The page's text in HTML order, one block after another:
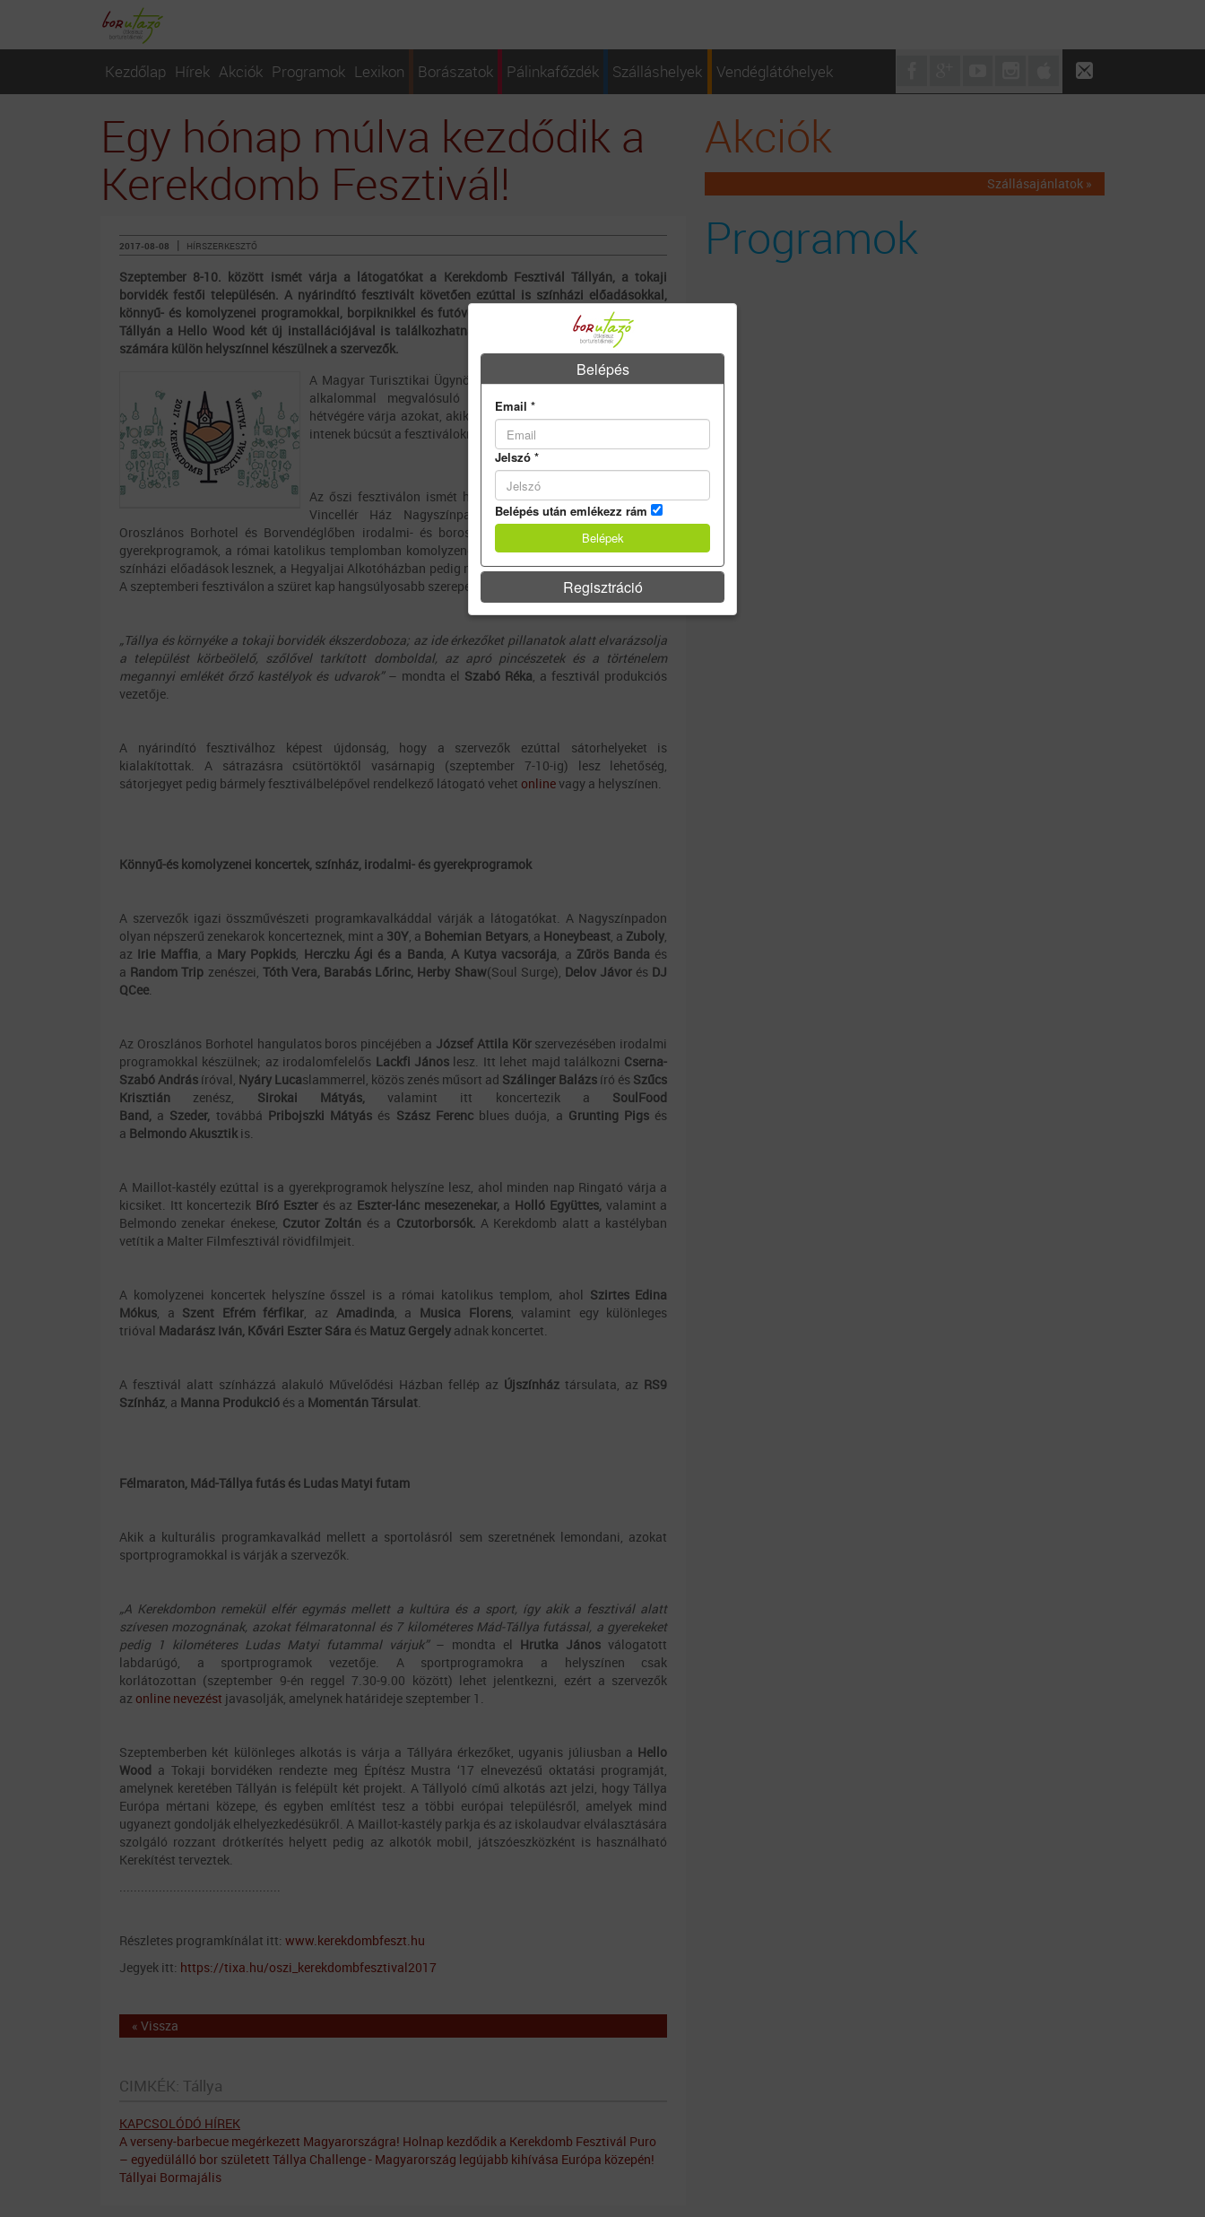
Kezdőlap Hírek Akciók Programok Lexikon Borászatok Pálinkafőzdék Szálláshelyek Vendéglátóhelyek
Egy hónap múlva kezdődik a
Kerekdomb Fesztivál!
2017-08-08 | HÍRSZERKESZTŐ
Szeptember 8-10. között ismét várja a látogatókat a Kerekdomb Fesztivál Tállyán, a tokaji
borvidék festői településén. A nyárindító fesztivált követően ezúttal is színházi előadásokkal,
könnyű- és komolyzenei programokkal, borpiknikkel és futóversennyel várják a fesztiválozókat.
Tállyán a Hello Wood két új installációjával is találkozhatnak a látogatók. A sátorral érkezők
számára külön helyszínnel készülnek a szervezők.
A Magyar Turisztikai Ügynökség támogatásával idén második
alkalommal megvalósuló Kerekdomb igazi összművészeti
hétvégére várja azokat, akik még szeptemberben sem szívesen
intenek búcsút a fesztiváloknak.
Az őszi fesztiválon ismét hat helyszín várja a látogatókat: a
Vincellér Ház Nagyszínpadán könnyűzenei koncertek, az
Oroszlános Borhotel és Borvendéglőben irodalmi- és boros programok, a Maillot-kastélyban
gyerekprogramok, a római katolikus templomban komolyzenei koncertek, a Művelődési Házban
színházi előadások lesznek, a Hegyaljai Alkotóházban pedig népi iparművészek mutatkoznak be.
A szeptemberi fesztiválon a szüret kap hangsúlyosabb szerepet.
„Tállya és környéke a tokaji borvidék ékszerdoboza; az ide érkezőket pillanatok alatt elvarázsolja
a települést körbeölelő, szőlővel tarkított domboldal, az apró pincészetek és a történelem
megannyi emlékét őrző kastélyok és udvarok”– mondta el Szabó Réka, a fesztivál produkciós
vezetője.
A nyárindító fesztiválhoz képest újdonság, hogy a szervezők ezúttal sátorhelyeket is
kialakítottak. A sátrazásra csütörtöktől vasárnapig (szeptember 7-10-ig) lesz lehetőség,
sátorjegyet pedig bármely fesztiválbelépővel rendelkező látogató vehet onlinevagy a helyszínen.
Könnyű-és komolyzenei koncertek, színház, irodalmi- és gyerekprogramok
A szervezők igazi összművészeti programkavalkáddal várják a látogatókat. A Nagyszínpadon
olyan népszerű zenekarok koncerteznek, mint a 30Y, a Bohemian Betyars, a Honeybeast, a Zuboly,
az Irie Maffia, a Mary Popkids, Herczku Ági és a Banda, A Kutya vacsorája, a Zűrös Banda és
a Random Trip zenészei, Tóth Vera, Barabás Lőrinc, Herby Shaw(Soul Surge), Delov Jávor és DJ
QCee.
Az Oroszlános Borhotel hangulatos boros pincéjében a József Attila Körszervezésében irodalmi
programokkal készülnek; az irodalomfelelős Lackfi Jánoslesz. Itt lehet majd találkozni Cserna-
Szabó András íróval, Nyáry Lucaslammerrel, közös zenés műsort ad Szálinger Balázs író és Szűcs
Krisztián zenész, Sirokai Mátyás,valamint itt koncertezik a SoulFood
Band, a Szeder, továbbá Pribojszki Mátyás és Szász Ferenc blues duója, a Grunting Pigs és
a Belmondo Akusztikis.
A Maillot-kastély ezúttal is a gyerekprogramok helyszíne lesz, ahol minden nap Ringató várja a
kicsiket. Itt koncertezik Bíró Eszterés az Eszter-lánc mesezenekar, a Holló Együttes, valamint a
Belmondo zenekar énekese, Czutor Zoltán és a Czutorborsók. A Kerekdomb alatt a kastélyban
vetítik a Malter Filmfesztivál rövidfilmjeit.
A komolyzenei koncertek helyszíne ősszel is a római katolikus templom, ahol Szirtes Edina
Mókus, a Szent Efrém férfikar, az Amadinda, a Musica Florens, valamint egy különleges
trióval Madarász Iván, Kővári Eszter Sára és Matuz Gergely adnak koncertet.
A fesztivál alatt színházzá alakuló Művelődési Házban fellép az Újszínház társulata, az RS9
Színház, a Manna Produkció és a Momentán Társulat.
Félmaraton, Mád-Tállya futás és Ludas Matyi futam
Akik a kulturális programkavalkád mellett a sportolásról sem szeretnének lemondani, azokat
sportprogramokkal is várják a szervezők.
„A Kerekdombon remekül elfér egymás mellett a kultúra és a sport, így akik a fesztivál alatt
szívesen mozognának, azokat félmaratonnal és 7 kilométeres Mád-Tállya futással, a gyerekeket
pedig 1 kilométeres Ludas Matyi futammal várjuk”– mondta el Hrutka János válogatott
labdarúgó, a sportprogramok vezetője. A sportprogramokra a helyszínen csak
korlátozottan (szeptember 9-én reggel 7.30-9.00 között) lehet jelentkezni, ezért a szervezők
az online nevezést javasolják, amelynek határideje szeptember 1.
Szeptemberben két különleges alkotás is várja a Tállyára érkezőket, ugyanis júliusban a Hello
Wood a Tokaji borvidéken rendezte meg Építész Mustra ‘17 elnevezésű oktatási programját,
amelynek keretében Tállyán is felépült két projekt. A Tállyoló című alkotás azt jelzi, hogy Tállya
Európa mértani közepe, és egyben említést tesz a többi európai településről, amelyek mind
ugyanezt gondolják elhelyezkedésükről. A Maillot-kastély parkja és az iskolaudvar elválasztására
szolgáló rozzant drótkerítés helyett pedig az alkotók mobil, játszóeszközként is használható
Kerekítést terveztek.
.............................................
Részletes programkínálat itt: www.kerekdombfeszt.hu
Jegyek itt: https://tixa.hu/oszi_kerekdombfesztival2017
« Vissza
CIMKÉK: Tállya
KAPCSOLÓDÓ HÍREK
A verseny-barbecue megérkezett Magyarországra! Holnap kezdődik a Kerekdomb Fesztivál Puro
– egyedülálló bor született Tállya Challenge - Magyarország legújabb kihívása Európa közepén!
Tállyai Bormajális
Akciók
Szállásajánlatok »
Programok
Belépés
Email *
Jelszó *
Belépés után emlékezz rám
Regisztráció